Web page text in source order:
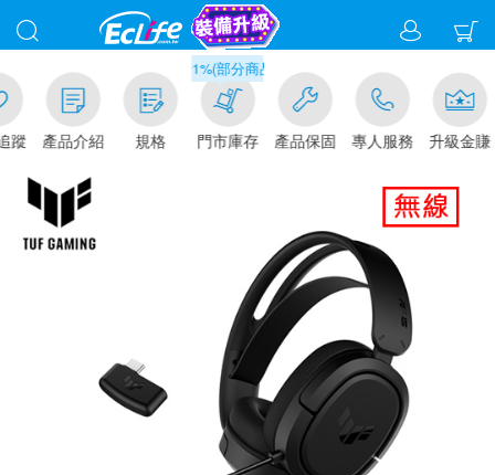
蹤 產品介紹 規格
滿千元門市取貨現折1%(部分商品不適用)-請點我看
門市庫存 產品保固 專人服務 升級金賺